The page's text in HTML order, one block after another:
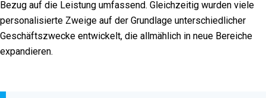
Bezug auf die Leistung umfassend. Gleichzeitig wurden viele
personalisierte Zweige auf der Grundlage unterschiedlicher
Geschäftszwecke entwickelt, die allmählich in neue Bereiche
expandieren.